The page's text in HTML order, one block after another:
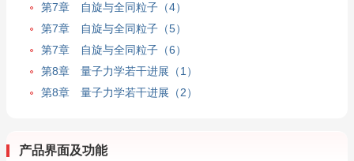
第7章 自旋与全同粒子（4）
第7章 自旋与全同粒子（5）
第7章 自旋与全同粒子（6）
第8章 量子力学若干进展（1）
第8章 量子力学若干进展（2）
产品界面及功能